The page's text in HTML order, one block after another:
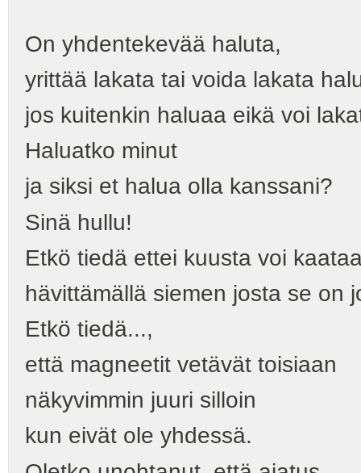
On yhdentekevää haluta,
yrittää lakata tai voida lakata
jos kuitenkin haluaa eikä voi
Haluatko minut
ja siksi et halua olla kanssani?
Sinä hullu!
Etkö tiedä ettei kuusta voi
hävittämällä siemen josta se on
Etkö tiedä...,
että magneetit vetävät toisiaan
näkyvimmin juuri silloin
kun eivät ole yhdessä.